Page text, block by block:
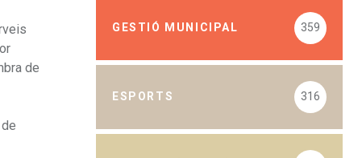
de
GESTIÓ MUNICIPAL 359
ESPORTS 316